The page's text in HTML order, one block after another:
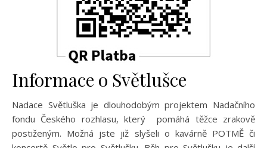
Informace o Světlušce
Nadace Světluška je dlouhodobým projektem Nadačního
fondu Českého rozhlasu, který pomáhá těžce zrakově
postiženým. Možná jste již slyšeli o kavárně POTMĚ či